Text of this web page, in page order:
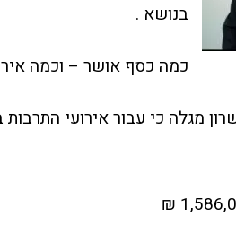
בנושא .
כמה כסף אושר – וכמה
מגלה כי עבור אירועי